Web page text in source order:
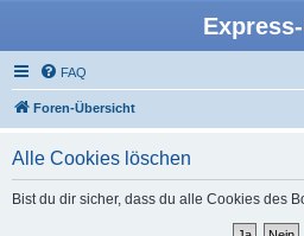
FAQ
Foren-Übersicht
Alle Cookies löschen
Bist du dir sicher, dass du alle Cookies des